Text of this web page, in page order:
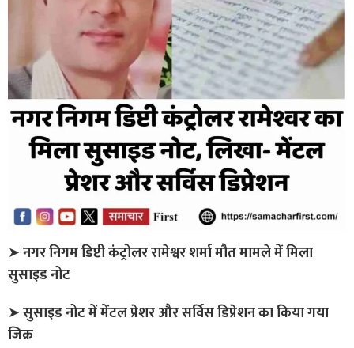
➤नगर निगम डिप्टी कंट्रोलर रामेश्वर शर्मा मौत मामले में मिला
सुसाइड नोट
➤सुसाइड नोट में मेंटल प्रेशर और सर्विस डिप्रेशन का किया गया
जिक्र